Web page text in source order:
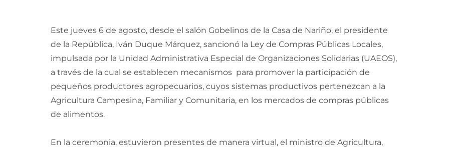
Este jueves 6 de agosto, desde el salón Gobelinos de la Casa de Nariño, el presidente
de la República, Iván Duque Márquez, sancionó la Ley de Compras Públicas Locales,
impulsada por la Unidad Administrativa Especial de Organizaciones Solidarias (UAEOS),
a través de la cual se establecen mecanismos para promover la participación de
pequeños productores agropecuarios, cuyos sistemas productivos pertenezcan a la
Agricultura Campesina, Familiar y Comunitaria, en los mercados de compras públicas
de alimentos.
En la ceremonia, estuvieron presentes de manera virtual, el ministro de Agricultura,